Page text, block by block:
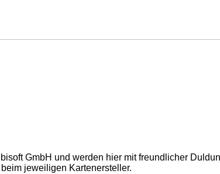
GmbH und werden hier mit freundlicher
jeweiligen Kartenersteller.